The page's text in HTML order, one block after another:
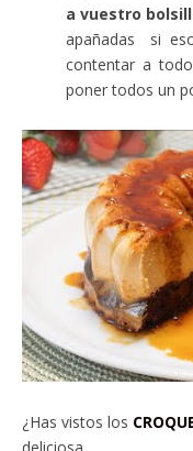
a vuestro
apañadas si
contentar a
poner todos un
¿Has vistos los